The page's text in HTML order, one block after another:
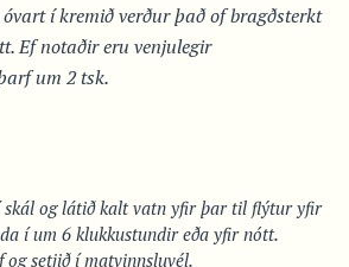
í kremið verður það of bragðsterkt
Ef notaðir eru venjulegir
um 2 tsk.
skál og látið kalt vatn yfir þar til flýtur yfir
í um 6 klukkustundir eða yfir nótt.
setjið í matvinnsluvél.